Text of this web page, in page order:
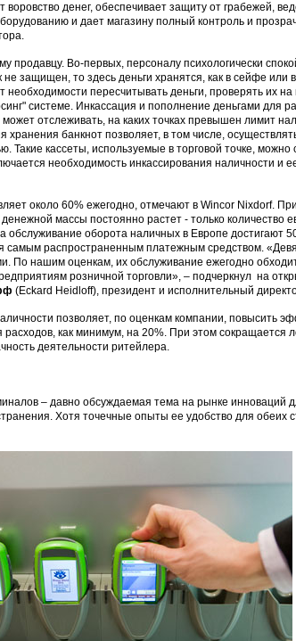
денег, обеспечивает защиту от грабежей,
и дает магазину полный контроль и
продавцу. Во-первых, персоналу психологически
защищен, то здесь деньги хранятся, как в сейфе или
пересчитывать деньги, проверять их
системе. Инкассация и пополнение деньгами для
отслеживать, на каких точках превышен лимит
банкнот позволяет, в том числе,
Такие кассеты, используемые в торговой точке, можно
необходимость инкассирования наличности и
около 60% ежегодно, отмечают в Wincor Nixdorf.
массы постоянно растет - только количество
обслуживание оборота наличных в Европе достигают
самым распространенным платежным средством.
По нашим оценкам, их обслуживание ежегодно
розничной торговли», – подчеркнул на
(Eckard Heidloff), президент и исполнительный
позволяет, по оценкам компании, повысить
как минимум, на 20%. При этом сокращается
деятельности ритейлера.
– давно обсуждаемая тема на рынке инноваций
Хотя точечные опыты ее удобство для обеих